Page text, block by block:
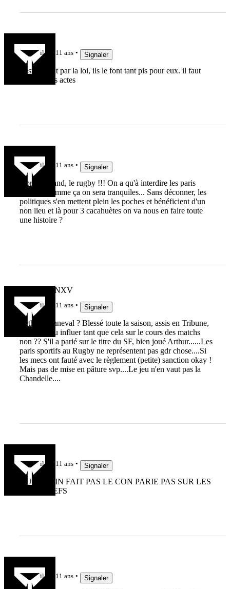
il y a 11 ans Signaler
c'est interdit par la loi, ils le font tant pis pour eux. il faut
assumer ses actes
il y a 11 ans Signaler
Après le hand, le rugby !!! On a qu'à interdire les paris
sportifs, comme ça on sera tranquiles... Sans déconner, les
politiques s'en mettent plein les poches et bénéficient d'un
non lieu et là pour 3 cacahuètes on va nous en faire toute
une histoire ?
MARCFANXV
il y a 11 ans Signaler
Arthur Bonneval ? Blessé toute la saison, assis en Tribune,
il n'a pas du influer tant que cela sur le cours des matchs
non ?? S'il a parié sur le titre du SF, bien joué Arthur......Les
paris sportifs au Rugby ne représentent pas gdr chose....Si
les mecs ont fauté avec le règlement (petite) sanction okay !
Mais pas de mise en pâture svp....Le jeu n'en vaut pas la
Chandelle....
il y a 11 ans Signaler
OUIN OUIN FAIT PAS LE CON PARIE PAS SUR LES
ROOSBEEFS
il y a 11 ans Signaler